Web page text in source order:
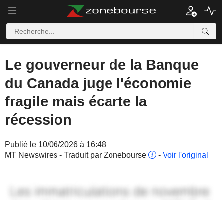
Le gouverneur de la Banque
du Canada juge l'économie
fragile mais écarte la
récession
Publié le 10/06/2026 à 16:48
MT Newswires - Traduit par Zonebourse
- Voir l'original